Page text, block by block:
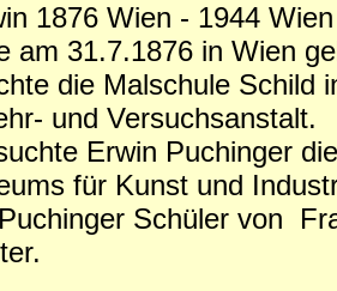
1876 Wien - 1944 Wien
am 31.7.1876 in Wien
die Malschule Schild
und Versuchsanstalt.
Erwin Puchinger
für Kunst und
Schüler von